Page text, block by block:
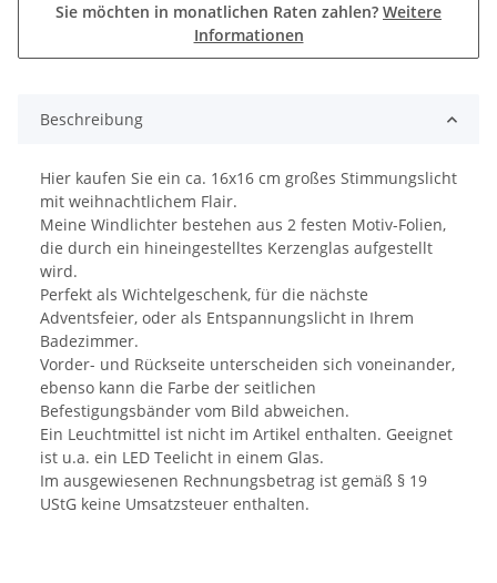
Sie möchten in monatlichen Raten zahlen? Weitere
Informationen
Beschreibung
Hier kaufen Sie ein ca. 16x16 cm großes Stimmungslicht
mit weihnachtlichem Flair.
Meine Windlichter bestehen aus 2 festen Motiv-Folien,
die durch ein hineingestelltes Kerzenglas aufgestellt
wird.
Perfekt als Wichtelgeschenk, für die nächste
Adventsfeier, oder als Entspannungslicht in Ihrem
Badezimmer.
Vorder- und Rückseite unterscheiden sich voneinander,
ebenso kann die Farbe der seitlichen
Befestigungsbänder vom Bild abweichen.
Ein Leuchtmittel ist nicht im Artikel enthalten. Geeignet
ist u.a. ein LED Teelicht in einem Glas.
Im ausgewiesenen Rechnungsbetrag ist gemäß § 19
UStG keine Umsatzsteuer enthalten.